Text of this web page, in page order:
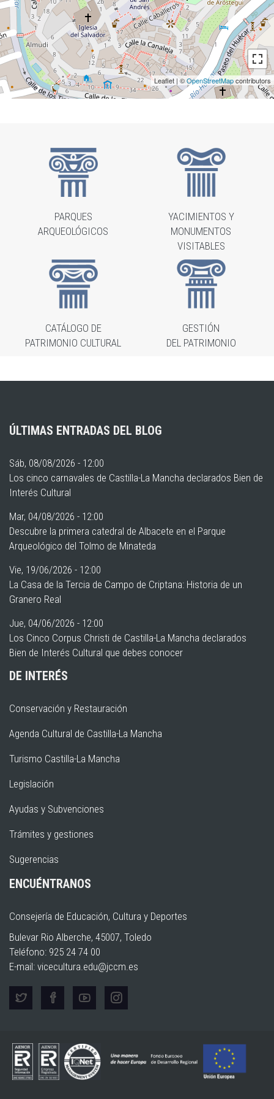
Leaflet | ©OpenStreetMapcontributors
PARQUES
ARQUEOLÓGICOS
YACIMIENTOS Y
MONUMENTOS
VISITABLES
CATÁLOGO DE
PATRIMONIO CULTURAL
GESTIÓN
DEL PATRIMONIO
ÚLTIMAS ENTRADAS DEL BLOG
Sáb, 08/08/2026 - 12:00
Los cinco carnavales de Castilla-La Mancha declarados Bien de
Interés Cultural
Mar, 04/08/2026 - 12:00
Descubre la primera catedral de Albacete en el Parque
Arqueológico del Tolmo de Minateda
Vie, 19/06/2026 - 12:00
La Casa de la Tercia de Campo de Criptana: Historia de un
Granero Real
Jue, 04/06/2026 - 12:00
Los Cinco Corpus Christi de Castilla-La Mancha declarados
Bien de Interés Cultural que debes conocer
DE INTERÉS
Conservación y Restauración
Agenda Cultural de Castilla-La Mancha
Turismo Castilla-La Mancha
Legislación
Ayudas y Subvenciones
Trámites y gestiones
Sugerencias
ENCUÉNTRANOS
Consejería de Educación, Cultura y Deportes
Bulevar Rio Alberche, 45007, Toledo
Teléfono: 925 24 74 00
E-mail: vicecultura.edu@jccm.es